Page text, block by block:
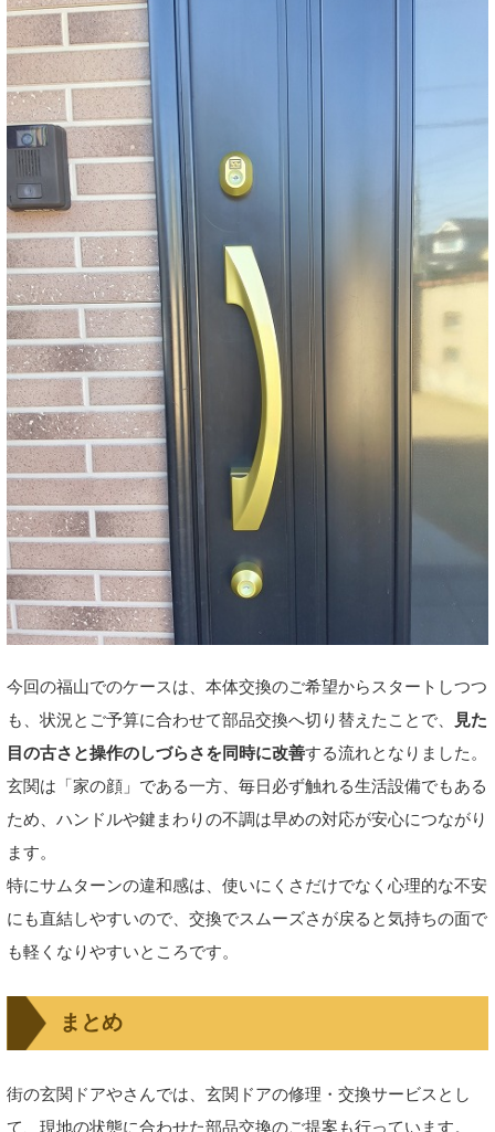
今回の福山でのケースは、本体交換のご希望からスタートしつつ
も、状況とご予算に合わせて部品交換へ切り替えたことで、
見た
目の古さと操作のしづらさを同時に改善する流れとなりました。
玄関は「家の顔」である一方、毎日必ず触れる生活設備でもある
ため、ハンドルや鍵まわりの不調は早めの対応が安心につながり
ます。
特にサムターンの違和感は、使いにくさだけでなく心理的な不安
にも直結しやすいので、交換でスムーズさが戻ると気持ちの面で
も軽くなりやすいところです。
まとめ
街の玄関ドアやさんでは、玄関ドアの修理・交換サービスとし
て、現地の状態に合わせた部品交換のご提案も行っています。